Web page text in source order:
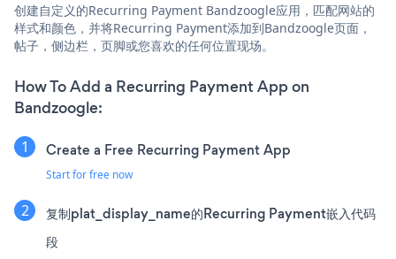
创建自定义的Recurring Payment Bandzoogle应用，匹配网站的
样式和颜色，并将Recurring Payment添加到Bandzoogle页面，
帖子，侧边栏，页脚或您喜欢的任何位置现场。
How To Add a Recurring Payment App on
Bandzoogle:
Create a Free Recurring Payment App
Start for free now
复制plat_display_name的Recurring Payment嵌入代码
段